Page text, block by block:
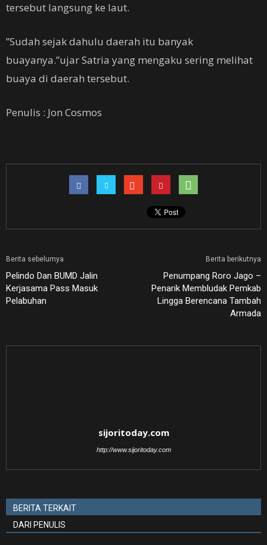
tersebut langsung ke laut.
’’Sudah sejak dahulu daerah itu banyak
buayanya.’’ujar Satria yang mengaku sering melihat
buaya di daerah tersebut.
Penulis : Jon Cosmos
Berita sebelumya
Pelindo Dan BUMD Jalin
Kerjasama Pass Masuk
Pelabuhan
Berita berikutnya
Penumpang Roro Jago –
Penarik Membludak Pemkab
Lingga Berencana Tambah
Armada
sijoritoday.com
http://www.sijoritoday.com
BERITA TERKAIT
DARI PENULIS